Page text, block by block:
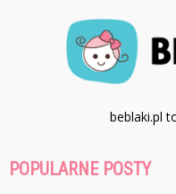
beblaki.pl
POPULARNE POSTY